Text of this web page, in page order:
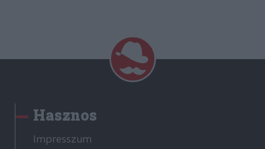
Hasznos
Impresszum